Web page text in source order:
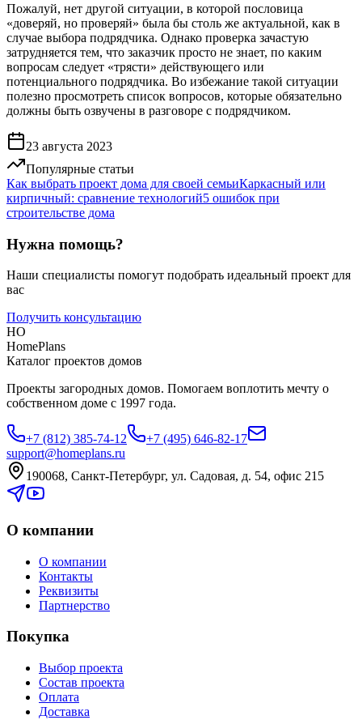
Пожалуй, нет другой ситуации, в которой пословица
«доверяй, но проверяй» была бы столь же актуальной, как в
случае выбора подрядчика. Однако проверка зачастую
затрудняется тем, что заказчик просто не знает, по каким
вопросам следует «трясти» действующего или
потенциального подрядчика. Во избежание такой ситуации
полезно просмотреть список вопросов, которые обязательно
должны быть озвучены в разговоре с подрядчиком.
23 августа 2023
Популярные статьи
Как выбрать проект дома для своей семьиКаркасный или
кирпичный: сравнение технологий5 ошибок при
строительстве дома
Нужна помощь?
Наши специалисты помогут подобрать идеальный проект для
вас
Получить консультацию
HO
HomePlans
Каталог проектов домов
Проекты загородных домов. Помогаем воплотить мечту о
собственном доме с 1997 года.
+7 (812) 385-74-12
+7 (495) 646-82-17
support@homeplans.ru
190068, Санкт-Петербург, ул. Садовая, д. 54, офис 215
О компании
О компании
Контакты
Реквизиты
Партнерство
Покупка
Выбор проекта
Состав проекта
Оплата
Доставка